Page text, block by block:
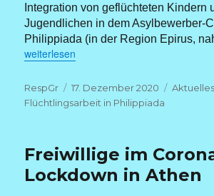
Integration von geflüchteten Kindern
Jugendlichen in dem Asylbewerber-
Philippiada (in der Region Epirus,
„Unterricht im Flüchtlingscamp“
weiterlesen
Autor
RespGr
Veröffentlicht
am
17. Dezember 2020 Aktuelles
Flüchtlingsarbeit in Philippiada
Freiwillige im
Lockdown in Athen